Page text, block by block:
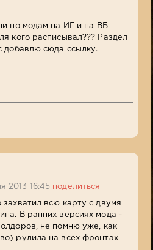
по модам на ИГ и на ВБ
кого расписывал??? Раздел
добавлю сюда ссылку.
2013 16:45 поделиться
всю карту с двумя
В ранних версиях мода -
не помню уже, как
рулила на всех фронтах